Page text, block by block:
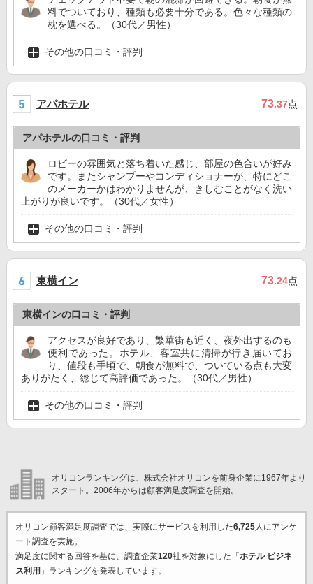
料でついており、種類も必要十分である。色々な種類の
枕を選べる。（30代／男性）
その他の口コミ・評判
アパホテル 73.37点
アパホテルの口コミ・評判
ロビーの雰囲気と落ち着いた感じ、部屋の色合いが好み
です。またシャンプーやコンディショナーが、特にどこ
のメーカーかはわかりませんが、きしむことがなく洗い
上がりが良いです。（30代／女性）
その他の口コミ・評判
東横イン 73.24点
東横インの口コミ・評判
アクセスが良好であり、繁華街も近く、夜外出するのも
便利であった。ホテル、客室共に清掃が行き届いてお
り、値段も手頃で、朝食が無料で、ついている点も大変
ありがたく、総じて高評価であった。（30代／男性）
その他の口コミ・評判
オリコンランキングは、株式会社オリコンを前身企業に1967年より
スタート。2006年からは顧客満足度調査を開始。
オリコン顧客満足度調査では、実際にサービスを利用した6,725人にアンケ
ート調査を実施。
満足度に関する回答を基に、調査企業120社を対象にした「 ホテル ビジネ
ス利用 」ランキングを発表しています。